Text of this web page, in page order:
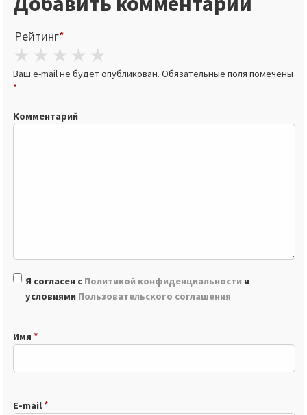
Рейтинг*
4 stars
3 stars
2 stars
1 star
Ваш e-mail не будет опубликован. Обязательные поля помечены
*
Комментарий
Я согласен с Политикой конфиденциальности и
условиями Пользовательского соглашения
Имя *
E-mail *